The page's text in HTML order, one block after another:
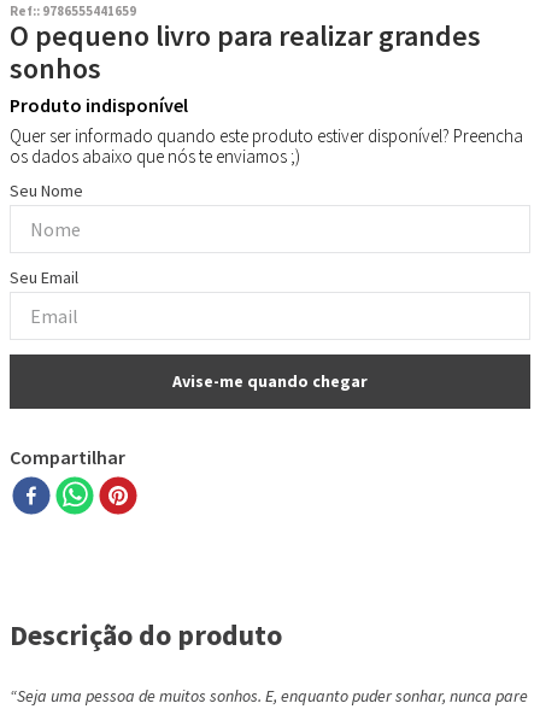
Ref:: 9786555441659
O pequeno livro para realizar grandes
sonhos
Compartilhar
Descrição do produto
“Seja uma pessoa de muitos sonhos. E, enquanto puder sonhar, nunca pare